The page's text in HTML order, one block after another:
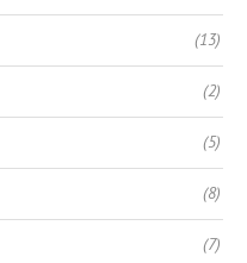
(13)
(2)
(5)
(8)
(7)